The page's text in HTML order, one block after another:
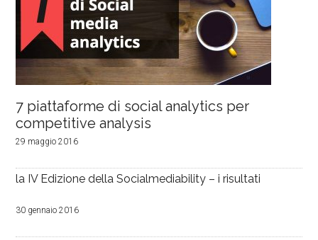
7 piattaforme di social analytics per
competitive analysis
29 maggio 2016
la IV Edizione della Socialmediability – i risultati
30 gennaio 2016